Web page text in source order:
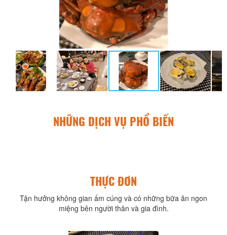
NHỮNG DỊCH VỤ PHỔ BIẾN
THỰC ĐƠN
Tận hưởng không gian ấm cúng và có những bữa ăn ngon
miệng bên người thân và gia đình.